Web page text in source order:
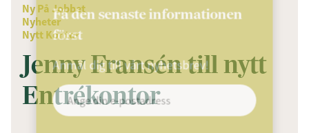
Ny På Jobbet
Nyheter
Nytt Kontor
Jenny Fransén till nytt
Entrékontor
Få den senaste informationen
först
Anmäl dig till vårt nyhetsbrev!